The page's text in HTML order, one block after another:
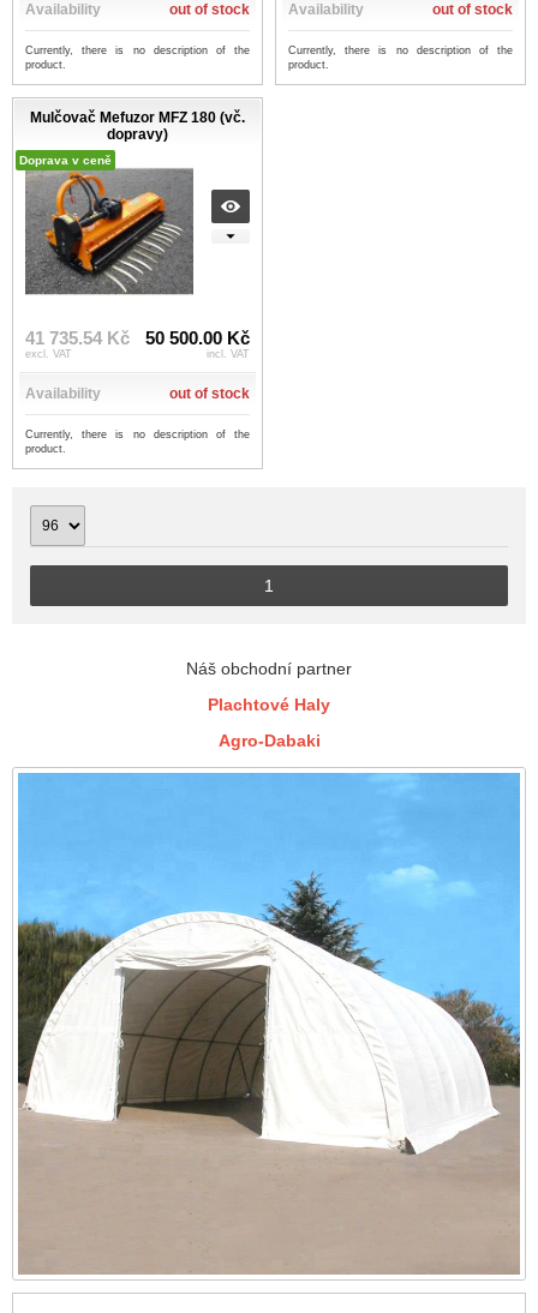
Náš obchodní partner
Plachtové Haly
Agro-Dabaki
Availability out of stock
Currently, there is no description of the
product.
Availability out of stock
Currently, there is no description of the
product.
Mulčovač Mefuzor MFZ 180 (vč.
dopravy)
Doprava v ceně
41 735.54 Kč
excl. VAT
50 500.00 Kč
incl. VAT
Availability out of stock
Currently, there is no description of the
product.
1